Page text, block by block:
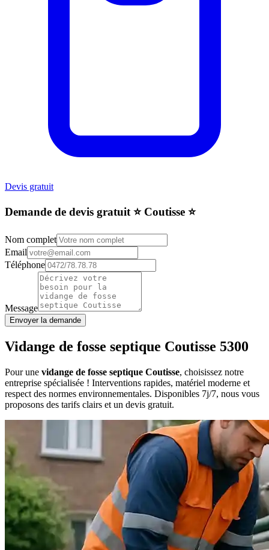
Devis gratuit
Demande de devis gratuit ⭐️ Coutisse ⭐️
Nom complet
Email
Téléphone
Message
Envoyer la demande
Vidange de fosse septique Coutisse 5300
Pour une vidange de fosse septique Coutisse, choisissez notre
entreprise spécialisée ! Interventions rapides, matériel moderne et
respect des normes environnementales. Disponibles 7j/7, nous vous
proposons des tarifs clairs et un devis gratuit.